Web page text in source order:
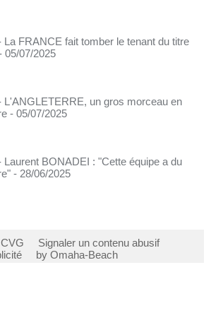
La FRANCE fait tomber le tenant du titre
05/07/2025
L'ANGLETERRE, un gros morceau en
- 05/07/2025
Laurent BONADEI : "Cette équipe a du
- 28/06/2025
CVG
Signaler un contenu abusif
by Omaha-Beach